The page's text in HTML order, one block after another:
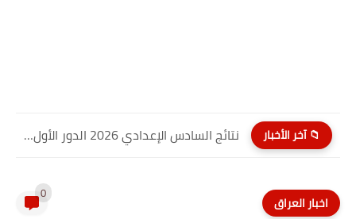
📁 آخر الأخبار نتائج السادس الإعدادي 2026 الدور الأول PDF كربلاء المقدسة| موقع...
اخبار العراق 0